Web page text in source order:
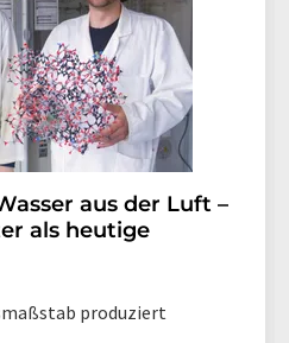
aus der Luft –
als heutige
produziert